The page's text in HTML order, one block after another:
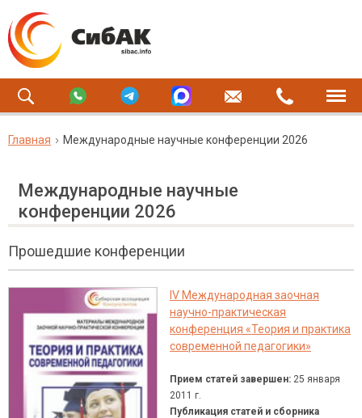
Главная Международные научные конференции 2026
Международные научные
конференции 2026
Прошедшие конференции
IV Международная заочная
научно-практическая
конференция «Теория и практика
современной педагогики»
Прием статей завершен: 25 января
2011 г.
Публикация статей и сборника